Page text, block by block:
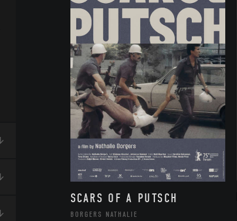
SCARS OF A PUTSCH
BORGERS NATHALIE